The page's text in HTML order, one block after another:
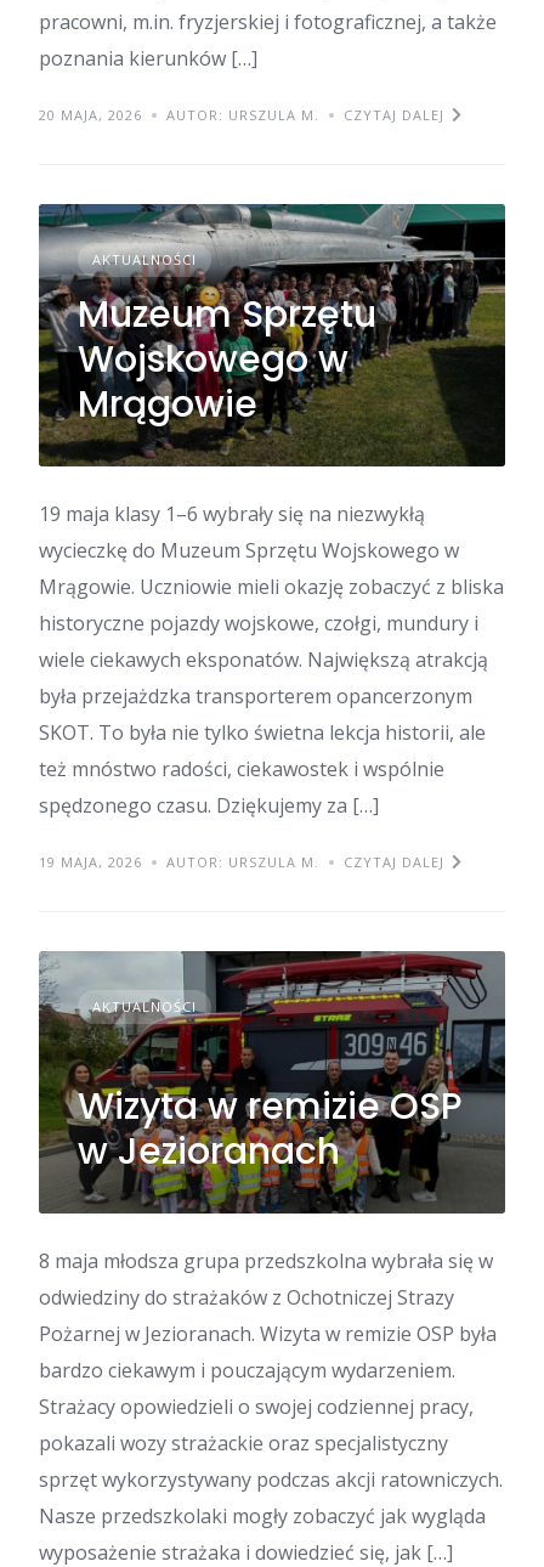
pracowni, m.in. fryzjerskiej i fotograficznej, a także
poznania kierunków […]
20 MAJA, 2026 AUTOR: URSZULA M. CZYTAJ DALEJ
AKTUALNOŚCI
Muzeum Sprzętu
Wojskowego w
Mrągowie
19 maja klasy 1–6 wybrały się na niezwykłą
wycieczkę do Muzeum Sprzętu Wojskowego w
Mrągowie. Uczniowie mieli okazję zobaczyć z bliska
historyczne pojazdy wojskowe, czołgi, mundury i
wiele ciekawych eksponatów. Największą atrakcją
była przejażdzka transporterem opancerzonym
SKOT. To była nie tylko świetna lekcja historii, ale
też mnóstwo radości, ciekawostek i wspólnie
spędzonego czasu. Dziękujemy za […]
19 MAJA, 2026 AUTOR: URSZULA M. CZYTAJ DALEJ
AKTUALNOŚCI
Wizyta w remizie OSP
w Jezioranach
8 maja młodsza grupa przedszkolna wybrała się w
odwiedziny do strażaków z Ochotniczej Strazy
Pożarnej w Jezioranach. Wizyta w remizie OSP była
bardzo ciekawym i pouczającym wydarzeniem.
Strażacy opowiedzieli o swojej codziennej pracy,
pokazali wozy strażackie oraz specjalistyczny
sprzęt wykorzystywany podczas akcji ratowniczych.
Nasze przedszkolaki mogły zobaczyć jak wygląda
wyposażenie strażaka i dowiedzieć się, jak […]